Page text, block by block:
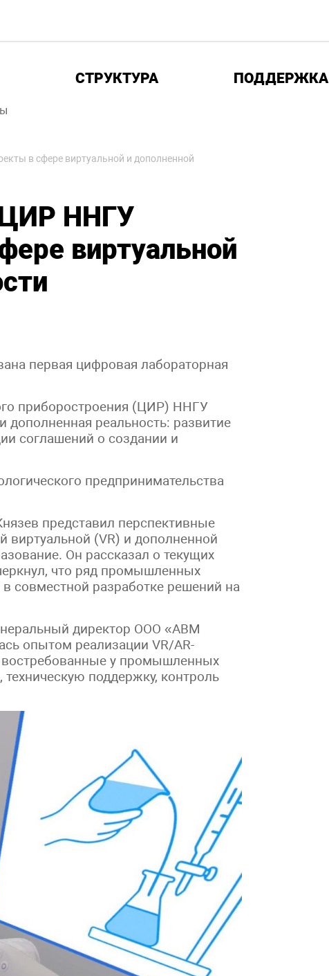
СТРУКТУРА ПОДДЕРЖКА
в сфере виртуальной и дополненной
ЦИР ННГУ
виртуальной
первая цифровая лабораторная
приборостроения (ЦИР) ННГУ
дополненная реальность: развитие
соглашений о создании и
предпринимательства
представил перспективные
виртуальной (VR) и дополненной
Он рассказал о текущих
что ряд промышленных
совместной разработке решений на
директор ООО «АВМ
опытом реализации VR/AR-
у промышленных
поддержку, контроль